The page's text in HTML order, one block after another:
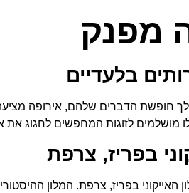
מפנק
בלעדיים
הדברים שלהם, אירופה מציעה
מושלמים לזוגות המחפשים לחגוג את
בפריז, צרפת
האייקוני בפריז, צרפת. המלון